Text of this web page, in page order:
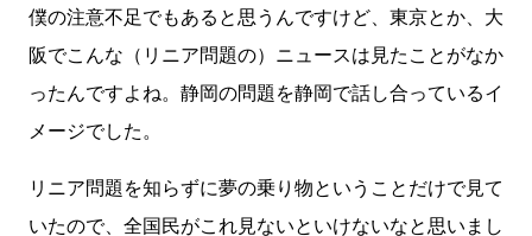
僕の注意不足でもあると思うんですけど、東京とか、大
阪でこんな（リニア問題の）ニュースは見たことがなか
ったんですよね。静岡の問題を静岡で話し合っているイ
メージでした。
リニア問題を知らずに夢の乗り物ということだけで見て
いたので、全国民がこれ見ないといけないなと思いまし